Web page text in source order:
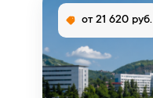
от 21 620 руб.